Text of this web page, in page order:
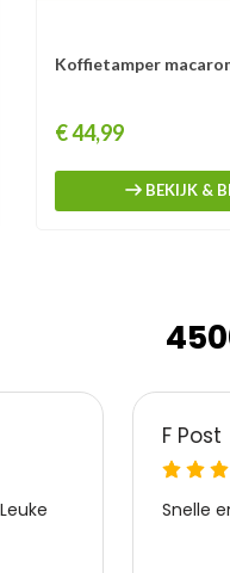
Koffietamper
Prijs
€ 44,99
BEKIJK &